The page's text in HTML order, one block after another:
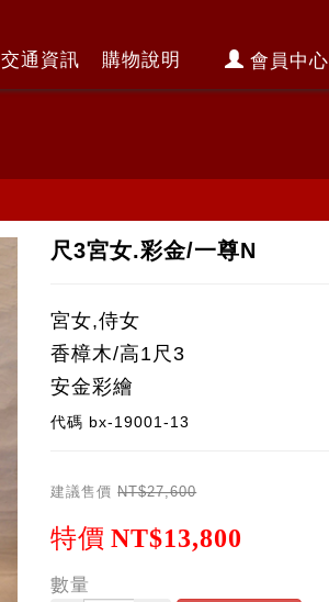
會員中心
交通資訊 購物說明
尺3宮女.彩金/一尊N
宮女,侍女
香樟木/高1尺3
安金彩繪
代碼 bx-19001-13
建議售價 NT$27,600
特價 NT$13,800
數量